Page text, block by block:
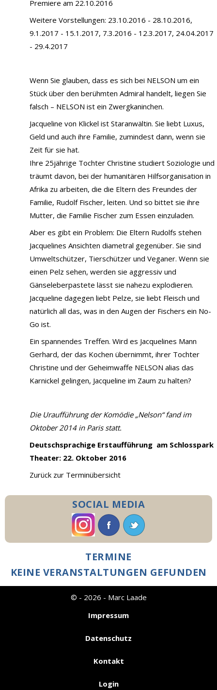
Premiere am 22.10.2016
Weitere Vorstellungen: 23.10.2016 - 28.10.2016,
9.1.2017 - 15.1.2017, 7.3.2016 - 12.3.2017, 24.04.2017
- 29.4.2017
Wenn Sie glauben, dass es sich bei NELSON um ein
Stück über den berühmten Admiral handelt, liegen Sie
falsch – NELSON ist ein Zwergkaninchen.
Jacqueline von Klickel ist Staranwältin. Sie liebt Luxus,
Geld und auch ihre Familie, zumindest dann, wenn sie
Zeit für sie hat.
Ihre 25jährige Tochter Christine studiert Soziologie und
träumt davon, bei der humanitären Hilfsorganisation in
Afrika zu arbeiten, die die Eltern des Freundes der
Familie, Rudolf Fischer, leiten. Und so bittet sie ihre
Mutter, die Familie Fischer zum Essen einzuladen.
Aber es gibt ein Problem: Die Eltern Rudolfs stehen
Jacquelines Ansichten diametral gegenüber. Sie sind
Umweltschützer, Tierschützer und Veganer. Wenn sie
einen Pelz sehen, werden sie aggressiv und
Gänseleberpastete lässt sie nahezu explodieren.
Jacqueline dagegen liebt Pelze, sie liebt Fleisch und
natürlich all das, was in den Augen der Fischers ein No-
Go ist.
Ein spannendes Treffen. Wird es Jacquelines Mann
Gerhard, der das Kochen übernimmt, ihrer Tochter
Christine und der Geheimwaffe NELSON alias das
Karnickel gelingen, Jacqueline im Zaum zu halten?
Die Uraufführung der Komödie „Nelson“ fand im
Oktober 2014 in Paris statt.
Deutschsprachige Erstaufführung am Schlosspark
Theater: 22. Oktober 2016
Zurück zur Terminübersicht
SOCIAL MEDIA
TERMINE
KEINE VERANSTALTUNGEN GEFUNDEN
© - 2026 - Marc Laade
Impressum
Datenschutz
Kontakt
Login